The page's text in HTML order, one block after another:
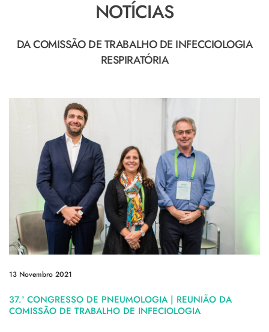
NOTÍCIAS
DA COMISSÃO DE TRABALHO DE INFECCIOLOGIA
RESPIRATÓRIA
13 Novembro 2021
37.º CONGRESSO DE PNEUMOLOGIA | REUNIÃO DA
COMISSÃO DE TRABALHO DE INFECIOLOGIA